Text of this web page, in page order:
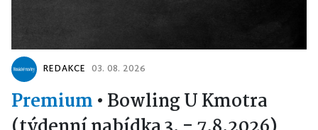
REDAKCE 03. 08. 2026
Premium • Bowling U Kmotra